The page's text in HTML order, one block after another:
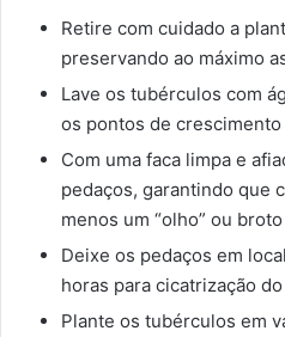
Retire com cuidado a
preservando ao máximo
Lave os tubérculos com
os pontos de crescimento
Com uma faca limpa e
pedaços, garantindo que
menos um “olho” ou
Deixe os pedaços em
horas para cicatrização
Plante os tubérculos em